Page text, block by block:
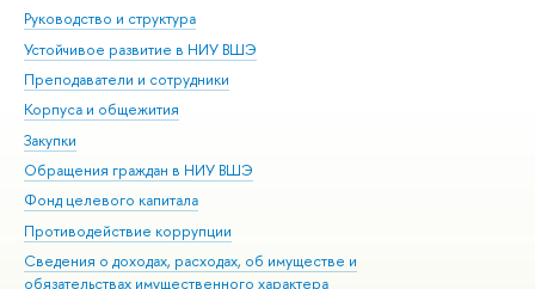
Руководство и структура
Устойчивое развитие в НИУ ВШЭ
Преподаватели и сотрудники
Корпуса и общежития
Закупки
Обращения граждан в НИУ ВШЭ
Фонд целевого капитала
Противодействие коррупции
Сведения о доходах, расходах, об имуществе и
обязательствах имущественного характера